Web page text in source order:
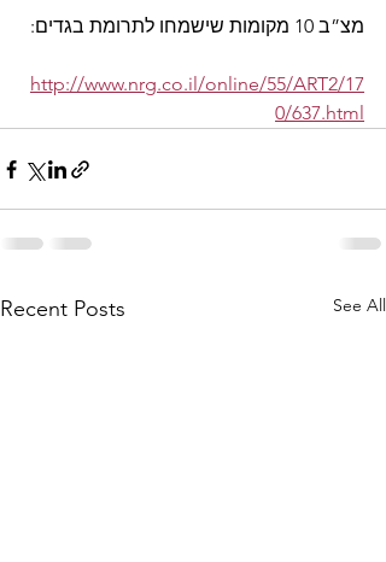
מצ”ב 10 מקומות שישמחו לתרומת בגדים:
http://www.nrg.co.il/online/55/ART2/17
0/637.html
Recent Posts See All